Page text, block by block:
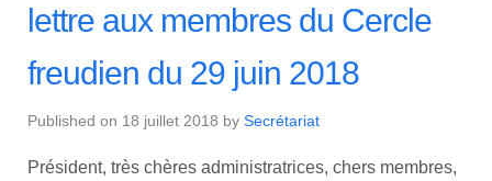
lettre aux membres du Cercle
freudien du 29 juin 2018
Published on 18 juillet 2018 by Secrétariat
Président, très chères administratrices, chers membres,